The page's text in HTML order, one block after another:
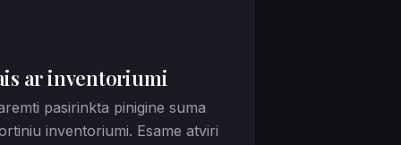
ar inventoriumi
pasirinkta pinigine suma
inventoriumi. Esame atviri